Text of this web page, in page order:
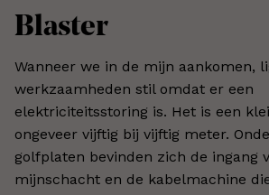
Blaster
Wanneer we in de mijn aankomen,
werkzaamheden stil omdat er een
elektriciteitsstoring is. Het is een
ongeveer vijftig bij vijftig meter.
golfplaten bevinden zich de ingang
mijnschacht en de kabelmachine